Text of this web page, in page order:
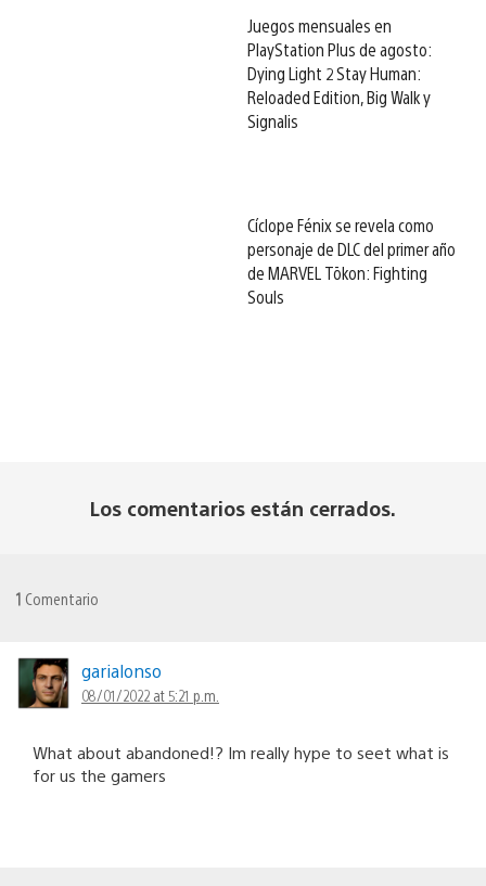
Juegos mensuales en
PlayStation Plus de agosto:
Dying Light 2 Stay Human:
Reloaded Edition, Big Walk y
Signalis
Cíclope Fénix se revela como
personaje de DLC del primer año
de MARVEL Tōkon: Fighting
Souls
Los comentarios están cerrados.
1 Comentario
garialonso
08/01/2022 at 5:21 p.m.
What about abandoned!? Im really hype to seet what is
for us the gamers